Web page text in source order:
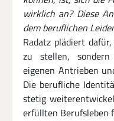
wirklich an? Diese
dem beruflichen
Radatz plädiert
zu stellen,
eigenen Antrieben
Die berufliche
stetig
erfüllten Berufsleben